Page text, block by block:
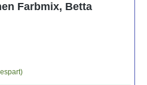
Farbmix, Betta